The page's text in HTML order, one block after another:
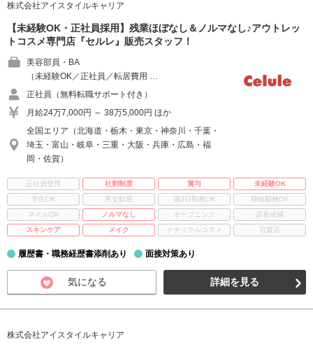
株式会社アイスタイルキャリア
【未経験OK・正社員採用】残業ほぼなし＆ノルマなし♪アウトレッ
トコスメ専門店『セルレ』販売スタッフ！
美容部員・BA
（未経験OK／正社員／転居費用 …
正社員（無料転職サポート付き）
月給24万7,000円 ～ 38万5,000円 ほか
全国エリア（北海道・栃木・東京・神奈川・千葉・
埼玉・富山・岐阜・三重・大阪・兵庫・広島・福
岡・佐賀）
正社員登用 社割制度 賞与
未経験OK
学生OK
男女歓迎 週3日勤務OK
時短勤務OK
ネイルOK
ノルマなし オープニング
店長候補
スキンケア
メイク ナチュラルコスメ 百貨店
履歴書・職務経歴書添削あり 面接対策あり
気になる 詳細を見る
株式会社アイスタイルキャリア